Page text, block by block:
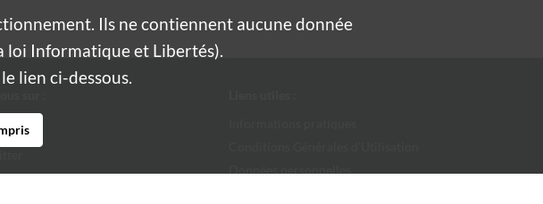
Ils ne contiennent aucune donnée
loi Informatique et Libertés).
lien ci-dessous.